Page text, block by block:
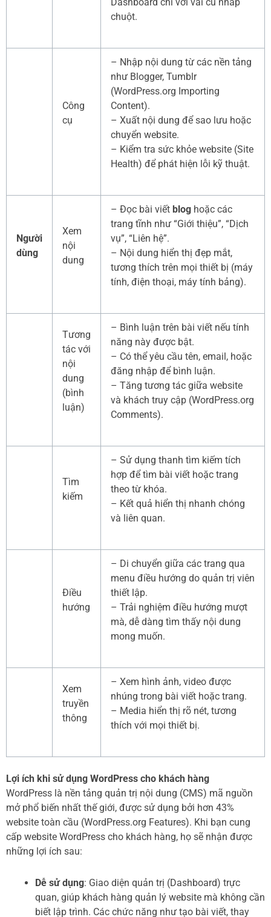
chuột.
Công
cụ
– Nhập nội dung từ các nền tảng
như Blogger, Tumblr
(WordPress.org Importing
Content).
– Xuất nội dung để sao lưu hoặc
chuyển website.
– Kiểm tra sức khỏe website (Site
Health) để phát hiện lỗi kỹ thuật.
Người
dùng
Xem
nội
dung
– Đọc bài viết blog hoặc các
trang tĩnh như “Giới thiệu”, “Dịch
vụ”, “Liên hệ”.
– Nội dung hiển thị đẹp mắt,
tương thích trên mọi thiết bị (máy
tính, điện thoại, máy tính bảng).
Tương
tác với
nội
dung
(bình
luận)
– Bình luận trên bài viết nếu tính
năng này được bật.
– Có thể yêu cầu tên, email, hoặc
đăng nhập để bình luận.
– Tăng tương tác giữa website
và khách truy cập (WordPress.org
Comments).
Tìm
kiếm
– Sử dụng thanh tìm kiếm tích
hợp để tìm bài viết hoặc trang
theo từ khóa.
– Kết quả hiển thị nhanh chóng
và liên quan.
Điều
hướng
– Di chuyển giữa các trang qua
menu điều hướng do quản trị viên
thiết lập.
– Trải nghiệm điều hướng mượt
mà, dễ dàng tìm thấy nội dung
mong muốn.
Xem
truyền
thông
– Xem hình ảnh, video được
nhúng trong bài viết hoặc trang.
– Media hiển thị rõ nét, tương
thích với mọi thiết bị.
Lợi ích khi sử dụng WordPress cho khách hàng
WordPress là nền tảng quản trị nội dung (CMS) mã nguồn
mở phổ biến nhất thế giới, được sử dụng bởi hơn 43%
website toàn cầu (WordPress.org Features). Khi bạn cung
cấp website WordPress cho khách hàng, họ sẽ nhận được
những lợi ích sau:
Dễ sử dụng: Giao diện quản trị (Dashboard) trực
quan, giúp khách hàng quản lý website mà không cần
biết lập trình. Các chức năng như tạo bài viết, thay